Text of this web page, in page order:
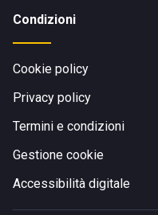
Condizioni
Cookie policy
Privacy policy
Termini e condizioni
Gestione cookie
Accessibilità digitale